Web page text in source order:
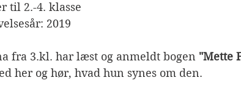
til 2.-4. klasse
2019
fra 3.kl. har læst og anmeldt bogen "Mette
her og hør, hvad hun synes om den.